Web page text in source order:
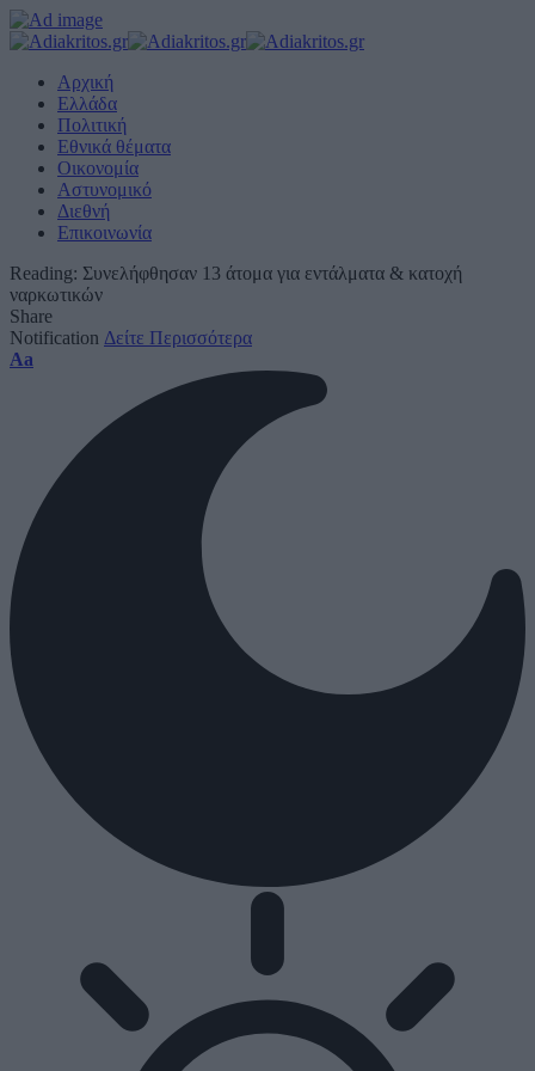
Αρχική
Ελλάδα
Πολιτική
Εθνικά θέματα
Οικονομία
Αστυνομικό
Διεθνή
Επικοινωνία
Reading: Συνελήφθησαν 13 άτομα για εντάλματα & κατοχή
ναρκωτικών
Share
Notification Δείτε Περισσότερα
Font
Aa